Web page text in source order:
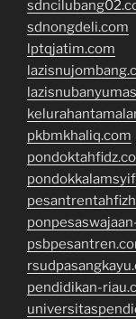
sdnongdeli.com
lptqjatim.com
pkbmkhaliq.com
pendidikan-